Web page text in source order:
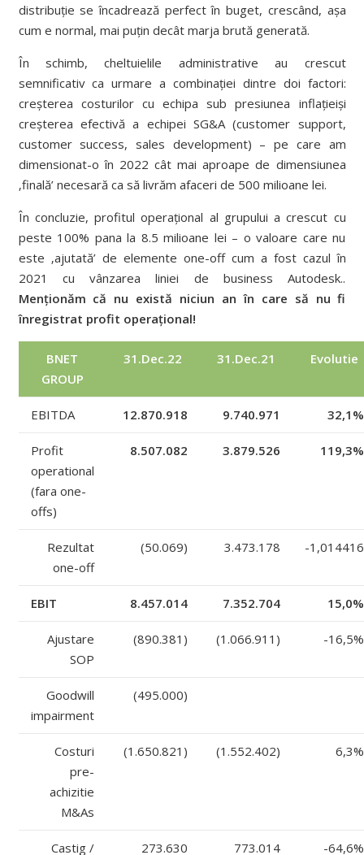
distribuție se încadrează perfect în buget, crescând, așa
cum e normal, mai puțin decât marja brută generată.
În schimb, cheltuielile administrative au crescut
semnificativ ca urmare a combinației dintre doi factori:
creșterea costurilor cu echipa sub presiunea inflațieiși
creșterea efectivă a echipei SG&A (customer support,
customer success, sales development) – pe care am
dimensionat-o în 2022 cât mai aproape de dimensiunea
‚finală’ necesară ca să livrăm afaceri de 500 milioane lei.
În concluzie, profitul operațional al grupului a crescut cu
peste 100% pana la 8.5 milioane lei – o valoare care nu
este ‚ajutată’ de elemente one-off cum a fost cazul în
2021 cu vânzarea liniei de business Autodesk..
Menționăm că nu există niciun an în care să nu fi
înregistrat profit operațional!
BNET
GROUP
31.Dec.22 31.Dec.21 Evolutie
EBITDA 12.870.918 9.740.971 32,1%
Profit
operational
(fara one-
offs)
8.507.082 3.879.526 119,3%
Rezultat
one-off
(50.069) 3.473.178 -1,014416
EBIT 8.457.014 7.352.704 15,0%
Ajustare
SOP
(890.381) (1.066.911) -16,5%
Goodwill
impairment
(495.000)
Costuri
pre-
achizitie
M&As
(1.650.821) (1.552.402) 6,3%
Castig / 273.630 773.014 -64,6%